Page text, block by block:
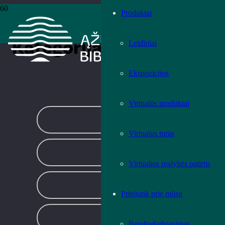
Produktai
Leidiniai
Ekspozicijos
Virtualūs produktai
Virtualus turas
Virtualios realybės patirtis
Prisijunk prie mūsų
Kategorija: Kita